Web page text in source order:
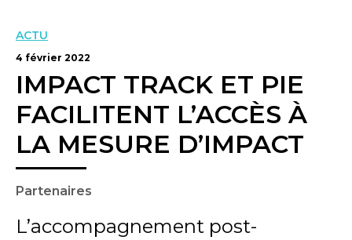
ACTU
4 février 2022
IMPACT TRACK ET PIE
FACILITENT L’ACCÈS À
LA MESURE D’IMPACT
Partenaires
L’accompagnement post-